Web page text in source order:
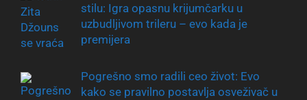
stilu: Igra opasnu krijumčarku u
uzbudljivom trileru – evo kada je
premijera
Pogrešno smo radili ceo život: Evo
kako se pravilno postavlja osveživač u